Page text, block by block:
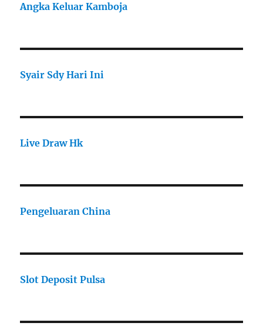
Angka Keluar Kamboja
Syair Sdy Hari Ini
Live Draw Hk
Pengeluaran China
Slot Deposit Pulsa